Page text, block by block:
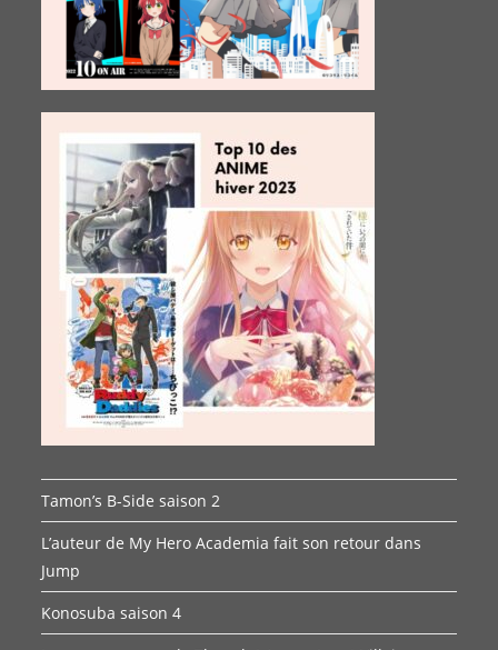
Tamon’s B-Side saison 2
L’auteur de My Hero Academia fait son retour dans
Jump
Konosuba saison 4